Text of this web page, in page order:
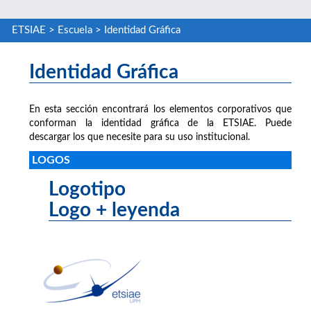
ETSIAE > Escuela> Identidad Gráfica
Identidad Gráfica
En esta sección encontrará los elementos corporativos que
conforman la identidad gráfica de la ETSIAE. Puede
descargar los que necesite para su uso institucional.
LOGOS
Logotipo
Logo + leyenda